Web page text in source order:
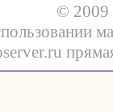
© 2009